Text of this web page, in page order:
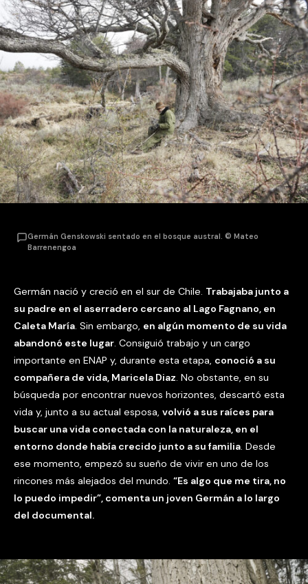
Germán Genskowski sentado en el bosque austral. © Mateo
Barrenengoa
Germán nació y creció en el sur de Chile. Trabajaba junto a
su padre en el aserradero cercano al Lago Fagnano, en
Caleta María. Sin embargo, en algún momento de su vida
abandonó este lugar. Consiguió trabajo y un cargo
importante en ENAP y, durante esta etapa, conoció a su
compañera de vida, Maricela Diaz. No obstante, en su
búsqueda por encontrar nuevos horizontes, descartó esta
vida y, junto a su actual esposa, volvió a sus raíces para
buscar una vida conectada con la naturaleza, en el
entorno donde había crecido junto a su familia. Desde
ese momento, empezó su sueño de vivir en uno de los
rincones más alejados del mundo. “Es algo que me tira, no
lo puedo impedir”, comenta un joven Germán a lo largo
del documental.